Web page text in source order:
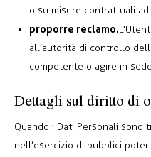
o su misure contrattuali
proporre reclamo.
all’autorità di controllo
competente o agire in
Dettagli sul diritto di
Quando i Dati Personali sono
nell’esercizio di pubblici